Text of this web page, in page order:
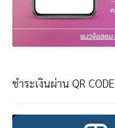
ชำระเงินผ่าน QR CODE